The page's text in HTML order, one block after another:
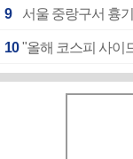
9 서울 중랑구서 흉
10 "올해 코스피 사이